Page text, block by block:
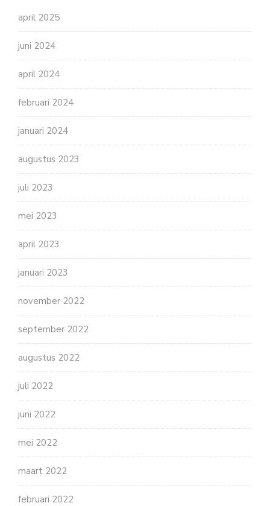
april 2025
juni 2024
april 2024
februari 2024
januari 2024
augustus 2023
juli 2023
mei 2023
april 2023
januari 2023
november 2022
september 2022
augustus 2022
juli 2022
juni 2022
mei 2022
maart 2022
februari 2022